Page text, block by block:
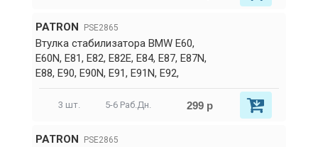
PATRON PSE2865
Втулка стабилизатора BMW E60,
E60N, E81, E82, E82E, E84, E87, E87N,
E88, E90, E90N, E91, E91N, E92,
3 шт. 5-6 Раб.Дн. 299 р
PATRON PSE2865